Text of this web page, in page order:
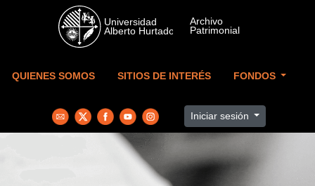
Skip to main content
QUIENES SOMOS SITIOS DE INTERÉS FONDOS
Iniciar sesión